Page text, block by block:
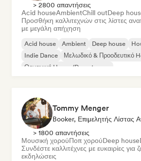
> 2800 απαντήσεις
Acid houseAmbientChill outDeep
Προσθήκη καλλιτεχνών στις λίστες
με μεγάλη απήχηση
Acid house Ambient Deep house
Indie Dance
Μελωδικό & Προοδευτικό
Οργανική House/Downtempo
Tommy Menger
Booker, Επιμελητής Λίστας
> 1800 απαντήσεις
Μουσική χορούΠοπ χορούDeep house
Συνδέστε καλλιτέχνες με ευκαιρίες για
εκδηλώσεις